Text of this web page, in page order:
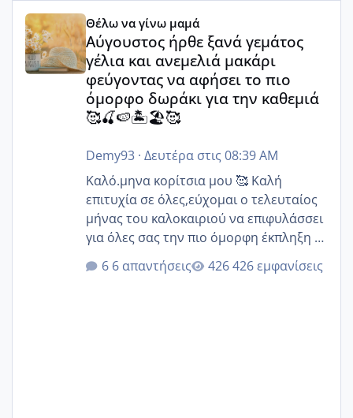
Αύγουστος ήρθε ξανά γεμάτος γέλια και ανεμελιά
Θέλω να γίνω μαμά
Αύγουστος ήρθε ξανά γεμάτος
γέλια και ανεμελιά μακάρι
φεύγοντας να αφήσει το πιο
όμορφο δωράκι για την καθεμιά
🥰🍒🍉🏝️🏖️🥰
Demy93· Δευτέρα στις 08:39 AM
Καλό.μηνα κορίτσια μου 🥰 Καλή
επιτυχία σε όλες,εύχομαι ο τελευταίος
μήνας του καλοκαιριού να επιφυλάσσει
για όλες σας την πιο όμορφη έκπληξη 🧿
@Elk @Melikara86 @Παρασκευαιδου
@Zenia z @melitiniღ @Christi.D.
6 απαντήσεις 426 εμφανίσεις